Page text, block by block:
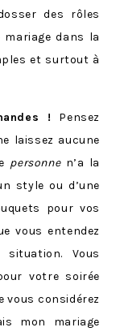
des rôles
dans la
et surtout à
! Pensez
laissez aucune
personnen’a la
style ou d’une
pour vos
vous entendez
Vous
votre soirée
vous considérez
mon mariage